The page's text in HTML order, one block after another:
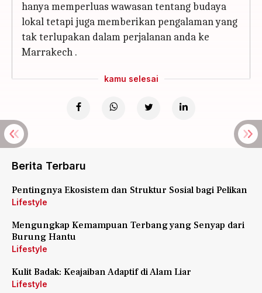
hanya memperluas wawasan tentang budaya
lokal tetapi juga memberikan pengalaman yang
tak terlupakan dalam perjalanan anda ke
Marrakech .
kamu selesai
Berita Terbaru
Pentingnya Ekosistem dan Struktur Sosial bagi Pelikan
Lifestyle
Mengungkap Kemampuan Terbang yang Senyap dari
Burung Hantu
Lifestyle
Kulit Badak: Keajaiban Adaptif di Alam Liar
Lifestyle